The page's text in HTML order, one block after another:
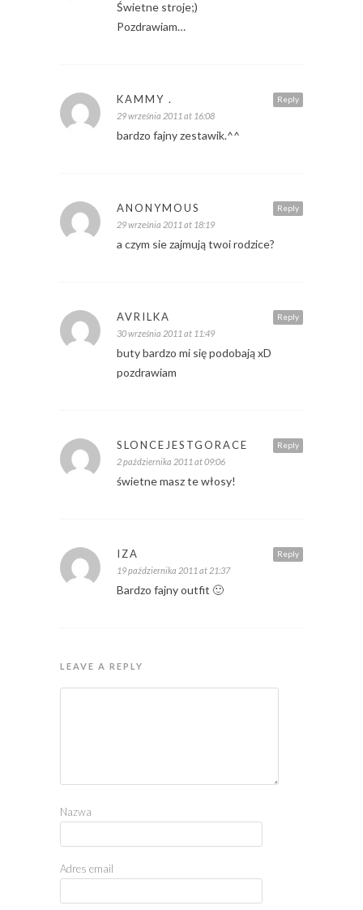
Świetne stroje;)
Pozdrawiam…
Reply
KAMMY .
29 września 2011 at 16:08
bardzo fajny zestawik.^^
Reply
ANONYMOUS
29 września 2011 at 18:19
a czym sie zajmują twoi rodzice?
Reply
AVRILKA
30 września 2011 at 11:49
buty bardzo mi się podobają xD
pozdrawiam
Reply
SLONCEJESTGORACE
2 października 2011 at 09:06
świetne masz te włosy!
Reply
IZA
19 października 2011 at 21:37
Bardzo fajny outfit 🙂
LEAVE A REPLY
Nazwa
Adres email